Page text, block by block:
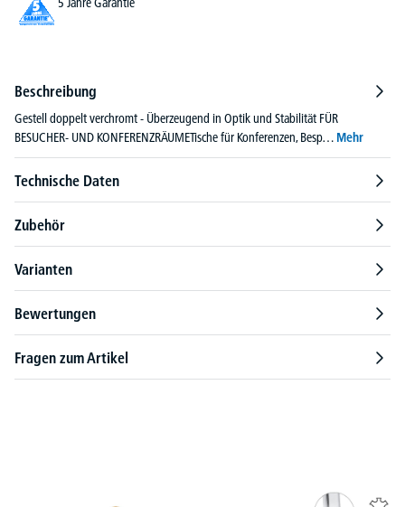
Beschreibung
Gestell doppelt verchromt - Überzeugend in Optik und Stabilität FÜR
BESUCHER- UND KONFERENZRÄUMETische für Konferenzen, Besp… Mehr
Technische Daten
Zubehör
Varianten
Bewertungen
Fragen zum Artikel